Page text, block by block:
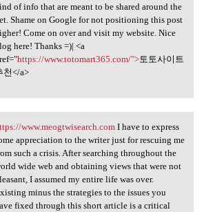
of info that are meant to be shared around the
Shame on Google for not positioning this post
Come on over and visit my website. Nice
here! Thanks =)| <a
https://www.totomart365.com/">토토사이트
천</a>
www.meogtwisearch.com
www.meogtwisearch.comI have to express
appreciation to the writer just for rescuing me
such a crisis. After searching throughout the
wide web and obtaining views that were not
I assumed my entire life was over.
minus the strategies to the issues you
fixed through this short article is a critical